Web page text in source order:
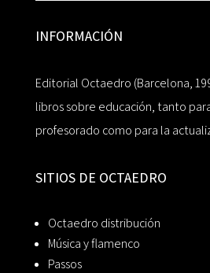
INFORMACIÓN
Editorial Octaedro (Barcelona,
libros sobre educación, tanto
profesorado como para la
SITIOS DE OCTAEDRO
Octaedro distribución
Música y flamenco
Passos